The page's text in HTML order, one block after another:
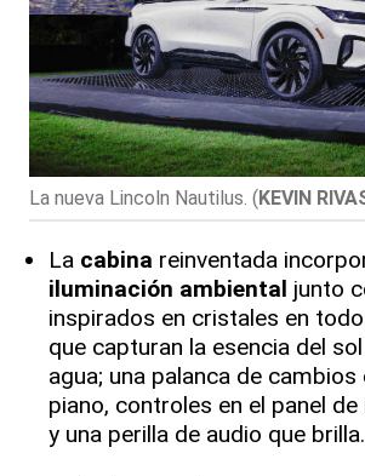
La nueva Lincoln Nautilus. (KEVIN
La cabina reinventada
iluminación ambiental junto
inspirados en cristales en
que capturan la esencia del
agua; una palanca de
piano, controles en el panel
y una perilla de audio que brilla.